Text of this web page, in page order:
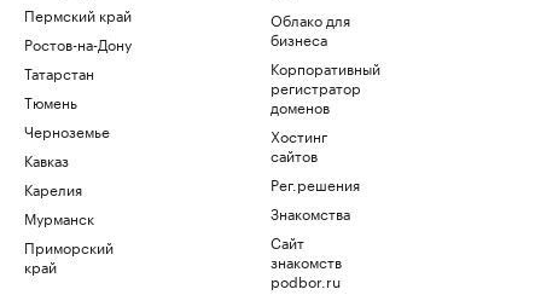
Пермский край
Ростов-на-Дону
Татарстан
Тюмень
Черноземье
Кавказ
Карелия
Мурманск
Приморский
край
Облако для
бизнеса
Корпоративный
регистратор
доменов
Хостинг
сайтов
Рег.решения
Знакомства
Сайт
знакомств
podbor.ru